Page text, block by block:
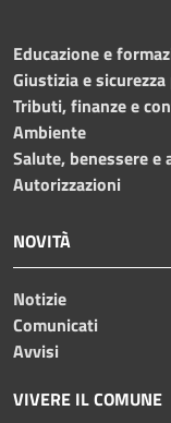
Educazione e
Giustizia e
Tributi, finanze e
Ambiente
Salute, benessere e
Autorizzazioni
NOVITÀ
Notizie
Comunicati
Avvisi
VIVERE IL COMUNE